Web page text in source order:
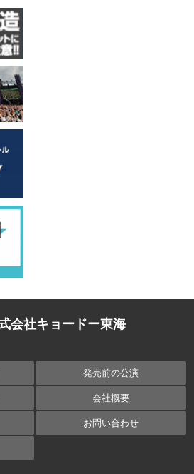
会社キョードー東海
発売前の公演
会社概要
お問い合わせ